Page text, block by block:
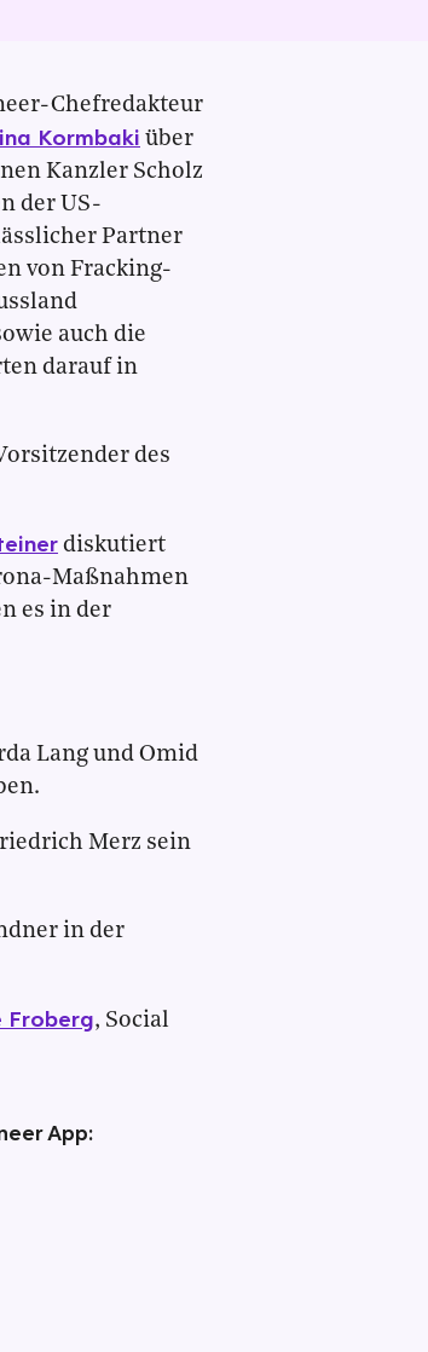
Chefredakteur
Kormbaki über
Kanzler Scholz
der US-
Partner
von Fracking-
auch die
darauf in
des
diskutiert
Maßnahmen
es in der
Lang und Omid
Merz sein
in der
Froberg, Social
App: